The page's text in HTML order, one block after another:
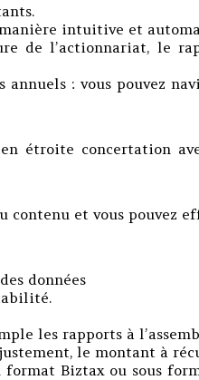
intuitive et
de l’actionnariat, le
: vous pouvez
étroite concertation
contenu et vous pouvez
données
les rapports à
le montant à
Biztax ou sous